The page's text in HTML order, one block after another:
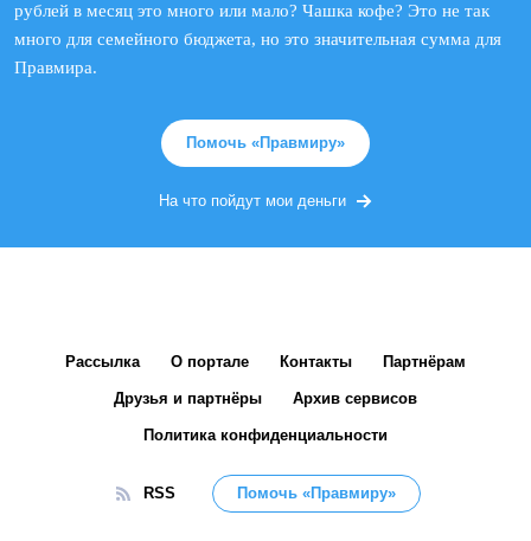
рублей в месяц это много или мало? Чашка кофе? Это не так
много для семейного бюджета, но это значительная сумма для
Правмира.
Помочь «Правмиру»
На что пойдут мои деньги
Рассылка О портале Контакты Партнёрам
Друзья и партнёры Архив сервисов
Политика конфиденциальности
RSS Помочь «Правмиру»